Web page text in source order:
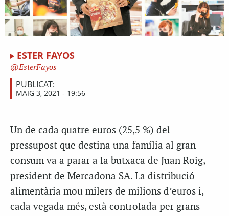
ESTER FAYOS
EsterFayos
PUBLICAT:
MAIG 3, 2021 - 19:56
Un de cada quatre euros (25,5 %) del
pressupost que destina una família al gran
consum va a parar a la butxaca de Juan Roig,
president de Mercadona SA. La distribució
alimentària mou milers de milions d’euros i,
cada vegada més, està controlada per grans